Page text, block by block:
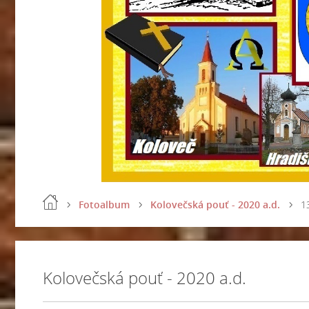
Fotoalbum Kolovečská pouť - 2020 a.d.
Kolovečská pouť - 2020 a.d.